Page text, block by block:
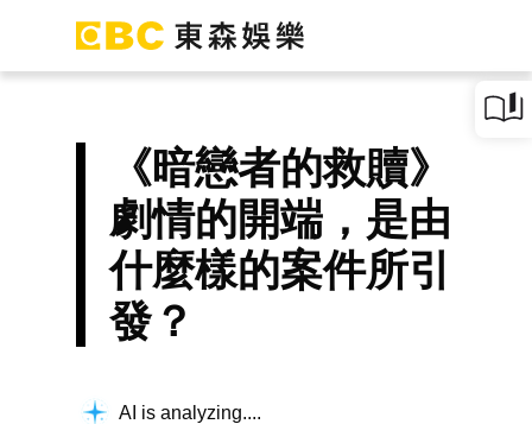
《暗戀者的救贖》
劇情的開端，是由
什麼樣的案件所引
發？
AI is analyzing...